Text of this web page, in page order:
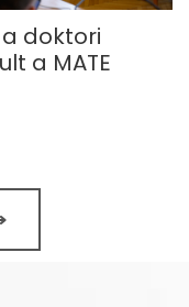
doktori
a MATE